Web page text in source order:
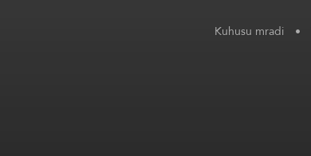
Kuhusu mradi •